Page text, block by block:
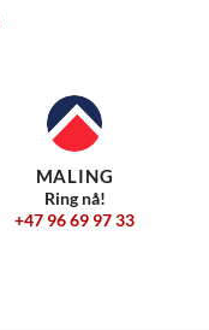
MALING
Ring nå!
+47 96 69 97 33